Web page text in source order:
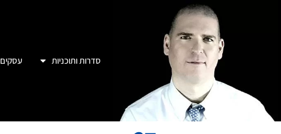
סדרות ותוכניות עסקים